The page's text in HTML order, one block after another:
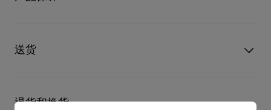
物料
漆皮
革产品需要深层清洁还是保养护理，我们也能为尽应所需，确保
您心仪的设计耐用经年。 请小心护理闪亮皮革产品，以免品质受
送货
部分地区可能需要额外送货时间。
退货和换货